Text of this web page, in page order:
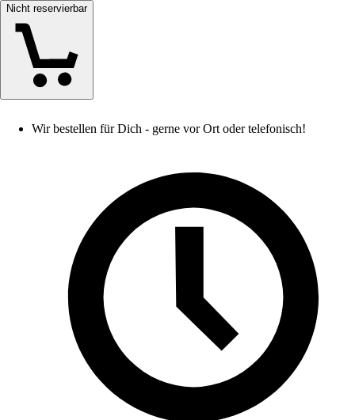
Nicht reservierbar
Wir bestellen für Dich - gerne vor Ort oder telefonisch!